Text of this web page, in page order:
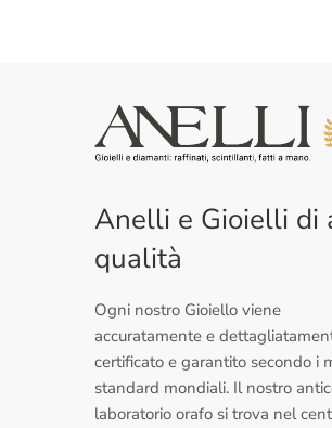
Anelli e Gioielli di
qualità
Ogni nostro Gioiello viene
accuratamente e
certificato e garantito secondo i
standard mondiali. Il nostro
laboratorio orafo si trova nel